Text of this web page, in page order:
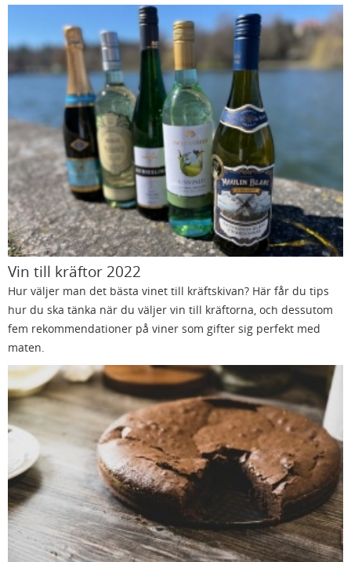
Vin till kräftor 2022
Hur väljer man det bästa vinet till kräftskivan? Här får du tips
hur du ska tänka när du väljer vin till kräftorna, och dessutom
fem rekommendationer på viner som gifter sig perfekt med
maten.